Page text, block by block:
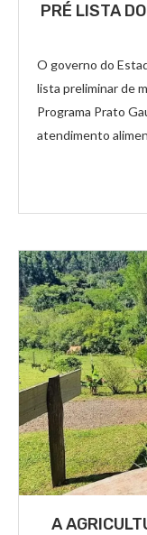
PRÉ LISTA
O governo do
lista preliminar de
Programa Prato
atendimento
A